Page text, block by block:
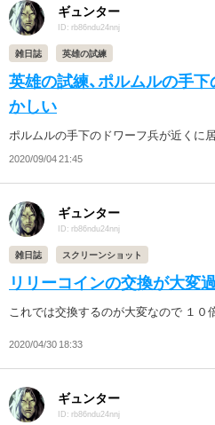
ギュンター
ID: rb86ndu24nnj
雑日誌 英雄の試練
英雄の試練、ポルムルの手
かしい
ポルムルの手下のドワーフ兵が近くに
2020/09/04 21:45
ギュンター
ID: rb86ndu24nnj
雑日誌 スクリーンショット
リリーコインの交換が大変
これでは交換するのが大変なので １０
2020/04/30 18:33
ギュンター
ID: rb86ndu24nnj